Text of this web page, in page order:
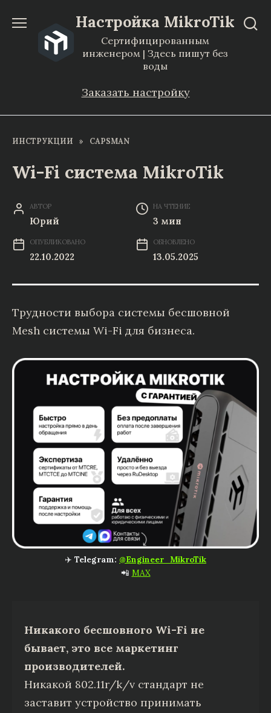
содержанию
Настройка MikroTik
Сертифицированным
инженером | Здесь пишут без
воды
Заказать настройку
ИНСТРУКЦИИ » CAPSMAN
Wi-Fi система MikroTik
АВТОР
Юрий
НА ЧТЕНИЕ
3 мин
ОПУБЛИКОВАНО
22.10.2022
ОБНОВЛЕНО
13.05.2025
Трудности выбора системы бесшовной
Mesh системы Wi-Fi для бизнеса.
✈️ Telegram: @Engineer_MikroTik
📲 MAX
Никакого бесшовного Wi-Fi не
бывает, это все маркетинг
производителей.
Никакой 802.11r/k/v стандарт не
заставит устройство принимать